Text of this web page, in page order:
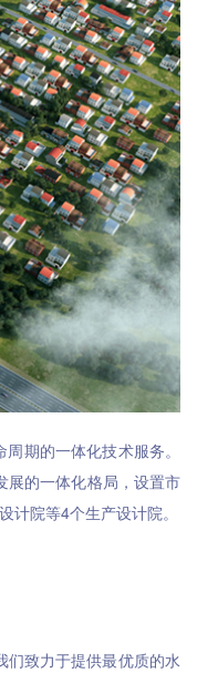
期的一体化技术服务。
展的一体化格局，设置市
院等4个生产设计院。
致力于提供最优质的水